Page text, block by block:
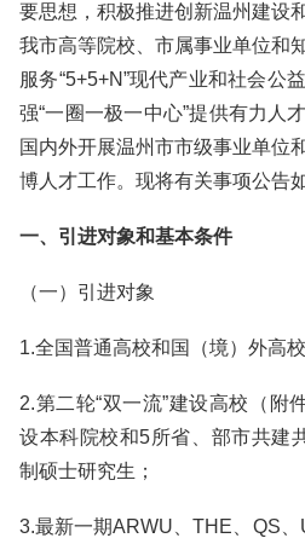
要思想，积极推进创新温州建设
我市高等院校、市属事业单位和
服务“5+5+N”现代产业和社会公
强“一圈一极一中心”提供有力人
国内外开展温州市市级事业单位
博人才工作。现将有关事项公告
一、引进对象和基本条件
（一）引进对象
1.全国普通高校和国（境）外高
2.第二轮“双一流”建设高校（附
设本科院校和5所省、部市共建
制硕士研究生；
3.最新一期ARWU、THE、QS